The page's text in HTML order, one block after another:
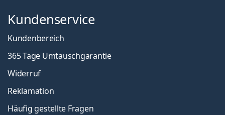
Kundenservice
Kundenbereich
365 Tage Umtauschgarantie
Widerruf
Reklamation
Häufig gestellte Fragen